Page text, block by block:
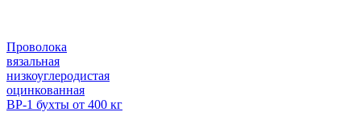
Проволока
вязальная
низкоуглеродистая
оцинкованная
ВР-1 бухты от 400 кг